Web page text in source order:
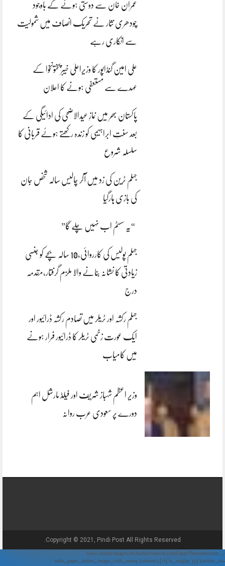
عمران خان سے دوستی ہونے کے باوجود
چودھری نثار نے تحریک انصاف میں شمولیت
سے انکاری رہے
علی امین گنڈاپور کا وزیراعلیٰ خیبرپختونخوا کے
عہدے سے مستعفی ہونے کا اعلان
پاکستان بھر میں نمازِ عیدالاضحی کی ادائیگی کے
بعد سنتِ ابراہیمی کو زندہ رکھتے ہوئے قربانی کا
سلسلہ شروع
جہلم ٹرین کی زد میں آکر چالیس سالہ شخص جان
کی بازی ہارگیا
“یہ سسٹم اب نہیں چلے گا”
جہلم پولیس کی کارروائی،10 سالہ بچے کو جنسی
زیادتی کا نشانہ بنانے والا ملزم گرفتار،مقدمہ
درج
جہلم رکشہ اور ٹریلر میں تصادم رکشہ ڈرائیور اور
ایک عورت زخمی ٹریلر کا ڈرائیور فرار ہونے
میں کامیاب
وزیر اعظم شہباز شریف اور فیلڈ مارشل اہم
دورے پر سعودی عرب روانہ
Copyright © 2021, Pindi Post All Rights Reserved.
// Show Author Image with Author Name in UrduPaper Theme function
urdu_paper_author_image_with_name($content) { if (is_single()) { $author_id =